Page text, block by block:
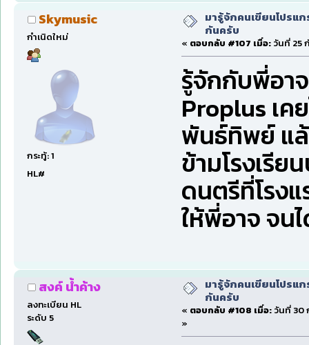
Skymusic
กำเนิดใหม่
กระทู้: 1
HL#
มารู้จักคนเขียนโปรแก
กันครับ
« ตอบกลับ #107 เมื่อ: วันที่ 25
รู้จักกับพี่อา
Proplus เค
พันธ์ทิพย์ แ
ข้ามโรงเรีย
ดนตรีที่โรง
ให้พี่อาจ จน
สงค์ น้ำค้าง
ลงทะเบียน HL
ระดับ 5
มารู้จักคนเขียนโปรแก
กันครับ
« ตอบกลับ #108 เมื่อ: วันที่ 30
»